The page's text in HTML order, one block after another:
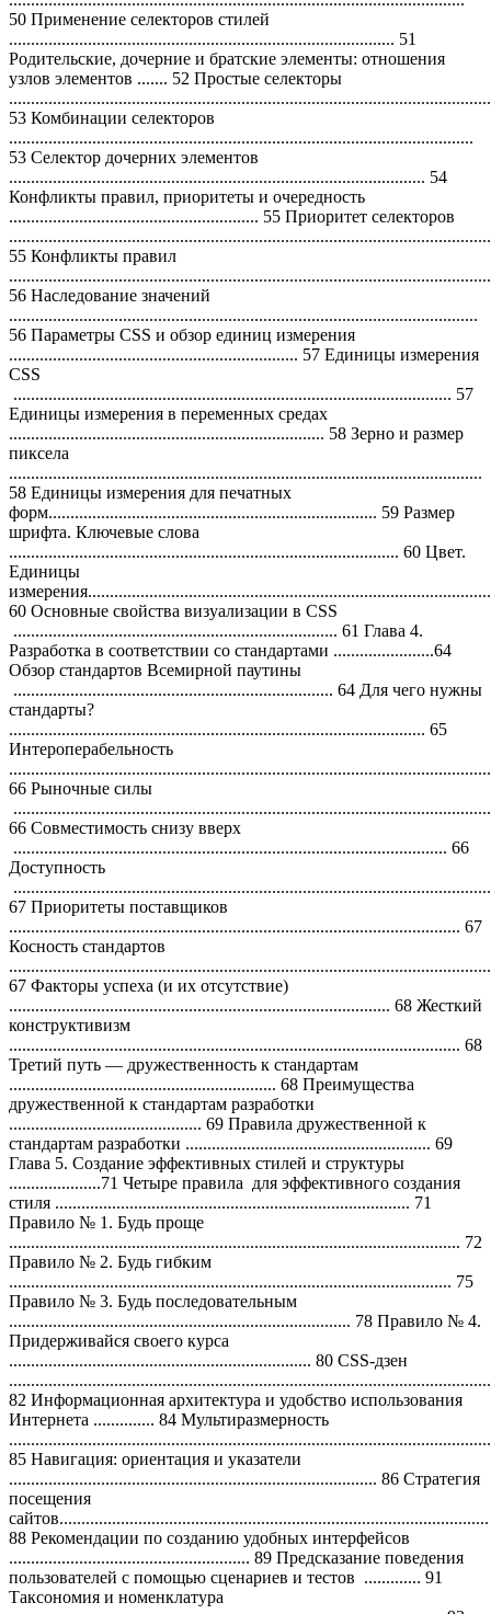
50 Применение селекторов стилей
........................................................................................ 51
Родительские, дочерние и братские элементы: отношения
узлов элементов ....... 52 Простые селекторы
53 Комбинации селекторов
..........................................................................................................
53 Селектор дочерних элементов
............................................................................................... 54
Конфликты правил, приоритеты и очередность
......................................................... 55 Приоритет селекторов
..............................................................................................................
55 Конфликты правил
56 Наследование значений
...........................................................................................................
56 Параметры CSS и обзор единиц измерения
.................................................................. 57 Единицы измерения
CSS
.................................................................................................... 57
Единицы измерения в переменных средах
........................................................................ 58 Зерно и размер
пиксела
............................................................................................................
58 Единицы измерения для печатных
форм........................................................................... 59 Размер
шрифта. Ключевые слова
......................................................................................... 60 Цвет.
Единицы
60 Основные свойства визуализации в CSS
.......................................................................... 61 Глава 4.
Разработка в соответствии со стандартами .......................64
Обзор стандартов Всемирной паутины
......................................................................... 64 Для чего нужны
стандарты?
............................................................................................... 65
Интероперабельность
66 Рыночные силы
66 Совместимость снизу вверх
................................................................................................... 66
Доступность
67 Приоритеты поставщиков
....................................................................................................... 67
Косность стандартов
67 Факторы успеха (и их отсутствие)
....................................................................................... 68 Жесткий
конструктивизм
....................................................................................................... 68
Третий путь — дружественность к стандартам
............................................................. 68 Преимущества
дружественной к стандартам разработки
............................................ 69 Правила дружественной к
стандартам разработки ........................................................ 69
Глава 5. Создание эффективных стилей и структуры
.....................71 Четыре правила для эффективного создания
стиля ................................................................................. 71
Правило № 1. Будь проще
....................................................................................................... 72
Правило № 2. Будь гибким
..................................................................................................... 75
Правило № 3. Будь последовательным
.............................................................................. 78 Правило № 4.
Придерживайся своего курса
..................................................................... 80 CSS-дзен
82 Информационная архитектура и удобство использования
Интернета .............. 84 Мультиразмерность
85 Навигация: ориентация и указатели
.................................................................................... 86 Стратегия
посещения
сайтов..................................................................................................
88 Рекомендации по созданию удобных интерфейсов
....................................................... 89 Предсказание поведения
пользователей с помощью сценариев и тестов ............. 91
Таксономия и номенклатура